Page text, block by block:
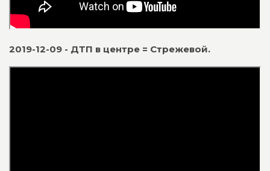
2019-12-09 - ДТП в центре = Стрежевой.